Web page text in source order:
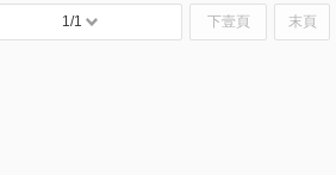
1/1 下壹頁 末頁